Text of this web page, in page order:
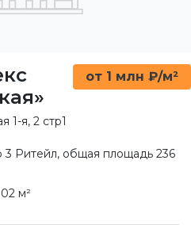
от 1 млн ₽/м²
1-я, 2 стр1
3 Ритейл, общая площадь 236
м²